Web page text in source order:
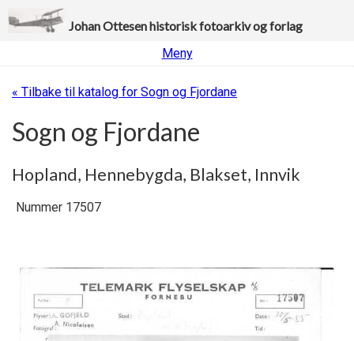
Johan Ottesen historisk fotoarkiv og forlag
Meny
« Tilbake til katalog for Sogn og Fjordane
Sogn og Fjordane
Hopland, Hennebygda, Blakset, Innvik
Nummer 17507